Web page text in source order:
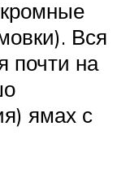
Вся
почти на
ямах с